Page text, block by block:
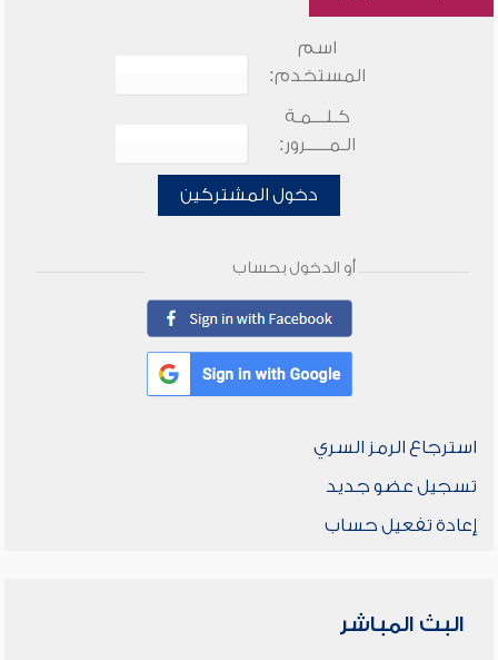
اسم
المستخدم:
كـلـــمـة
الـمـــــرور:
دخول المشتركين
أو الدخول بحساب
استرجاع الرمز السري
تسجيل عضو جديد
إعادة تفعيل حساب
البث المباشر